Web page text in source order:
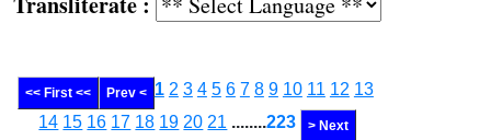
<< First << Prev < 1 2 3 4 5 6 7 8 9 10 11 12 13
14 15 16 17 18 19 20 21 ........223 > Next